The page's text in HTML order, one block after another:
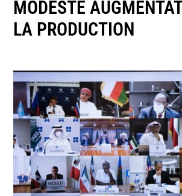
MODESTE
LA PRODUCTION